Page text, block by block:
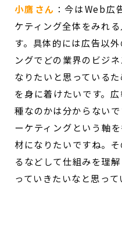
小鷹さん ：今はWeb広
ケティング全体をみれ
す。具体的には広告以
ングでどの業界のビジ
なりたいと思っている
を身に着けたいです。
種なのかは分からない
ーケティングという軸
材になりたいですね。
るなどして仕組みを理
っていきたいなと思って